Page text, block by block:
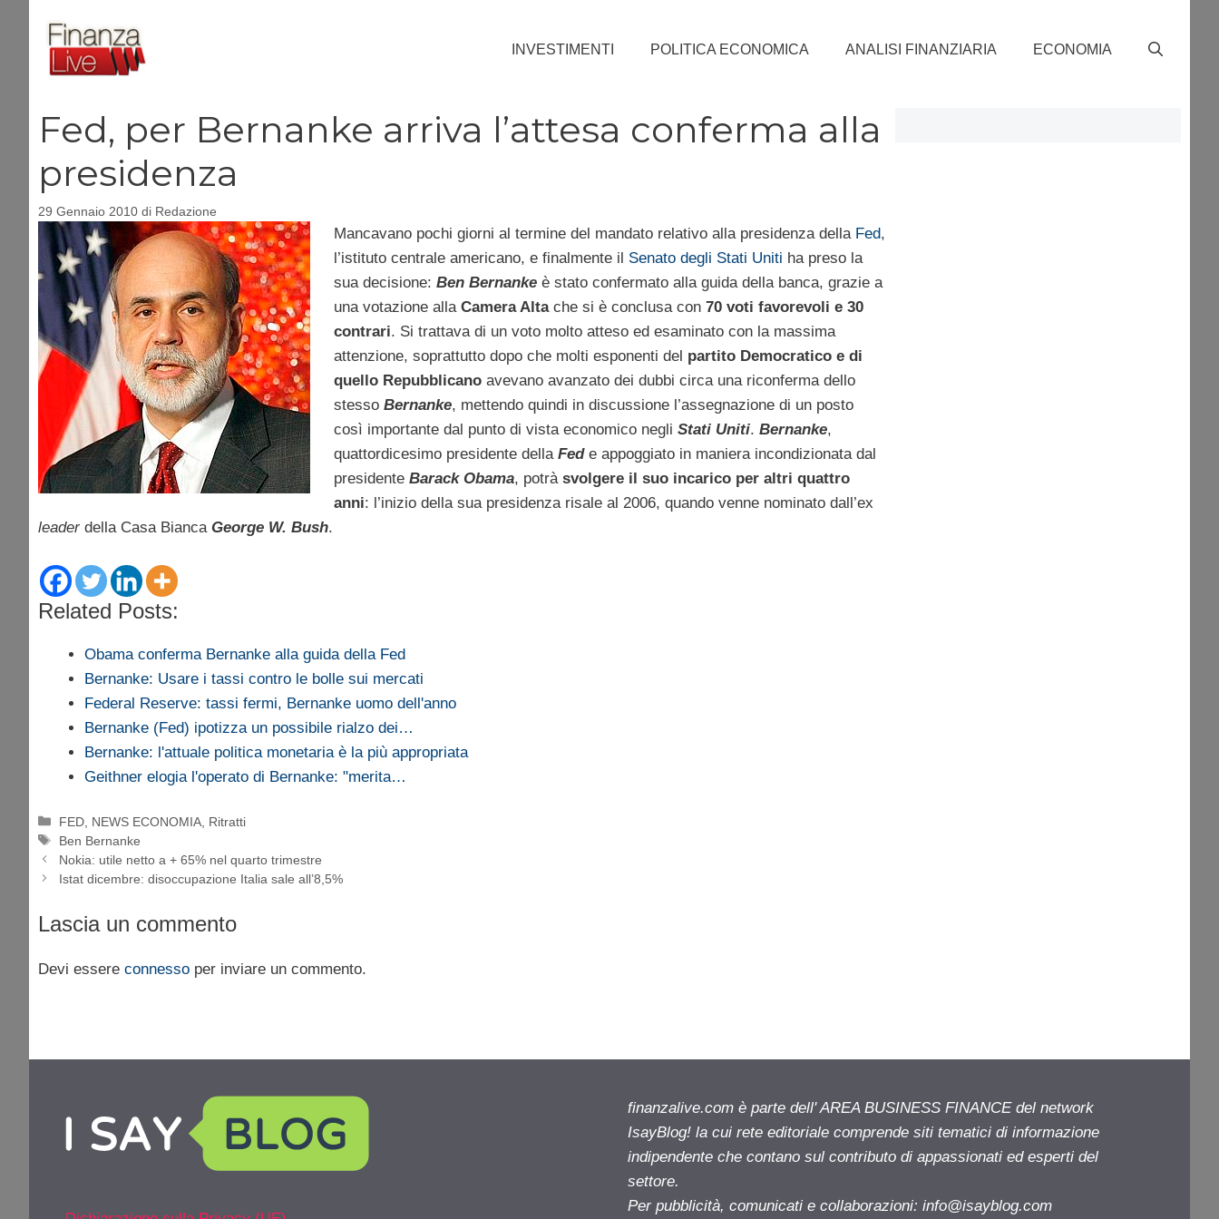
contenuto
INVESTIMENTI POLITICA ECONOMICA ANALISI FINANZIARIA ECONOMIA
Fed, per Bernanke arriva l’attesa conferma alla
presidenza
29 Gennaio 2010 di Redazione
Mancavano pochi giorni al termine del mandato relativo alla presidenza della Fed,
l’istituto centrale americano, e finalmente il Senato degli Stati Uniti ha preso la
sua decisione: Ben Bernankeè stato confermato alla guida della banca, grazie a
una votazione alla Camera Altache si è conclusa con 70 voti favorevoli e 30
contrari. Si trattava di un voto molto atteso ed esaminato con la massima
attenzione, soprattutto dopo che molti esponenti del partito Democratico e di
quello Repubblicanoavevano avanzato dei dubbi circa una riconferma dello
stesso Bernanke, mettendo quindi in discussione l’assegnazione di un posto
così importante dal punto di vista economico negli Stati Uniti. Bernanke,
quattordicesimo presidente della Fede appoggiato in maniera incondizionata dal
presidente Barack Obama, potrà svolgere il suo incarico per altri quattro
anni: l’inizio della sua presidenza risale al 2006, quando venne nominato dall’ex
leaderdella Casa Bianca George W. Bush.
Related Posts:
Obama conferma Bernanke alla guida della Fed
Bernanke: Usare i tassi contro le bolle sui mercati
Federal Reserve: tassi fermi, Bernanke uomo dell'anno
Bernanke (Fed) ipotizza un possibile rialzo dei…
Bernanke: l'attuale politica monetaria è la più appropriata
Geithner elogia l'operato di Bernanke: "merita…
Categorie
FED NEWS ECONOMIA Ritratti
Tag
Ben Bernanke
Nokia: utile netto a + 65% nel quarto trimestre
Istat dicembre: disoccupazione Italia sale all’8,5%
Lascia un commento
Devi essere connesso per inviare un commento.
finanzalive.com è parte dell' AREA BUSINESS FINANCE del network
IsayBlog! la cui rete editoriale comprende siti tematici di informazione
indipendente che contano sul contributo di appassionati ed esperti del
settore.
Per pubblicità, comunicati e collaborazioni: info@isayblog.com